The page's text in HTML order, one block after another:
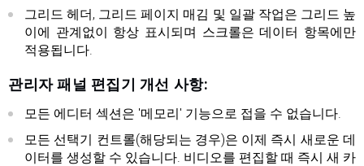
그리드 헤더, 그리드 페이지 매김 및 일괄 작업은 그리드 높
이에 관계없이 항상 표시되며 스크롤은 데이터 항목에만
적용됩니다.
관리자 패널 편집기 개선 사항:
모든 에디터 섹션은 '메모리' 기능으로 접을 수 없습니다.
모든 선택기 컨트롤(해당되는 경우)은 이제 즉시 새로운 데
이터를 생성할 수 있습니다. 비디오를 편집할 때 즉시 새 카